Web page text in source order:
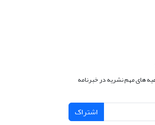
های مهم نشریه در خبرنامه
اشتراک